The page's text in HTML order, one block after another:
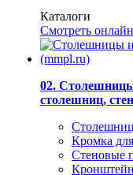
Каталоги
Смотреть онлайн
02.
столешниц,
Кромка
Стеновые